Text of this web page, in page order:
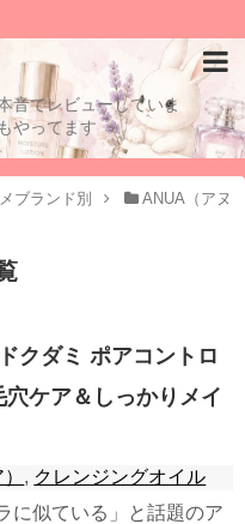
音でレビューしていま
やってます
ブランド別
ANUA（アヌ
クダミ ポアコントロ
ケア＆しっかりメイ
, クレンジングオイル
に似ている」と話題のア